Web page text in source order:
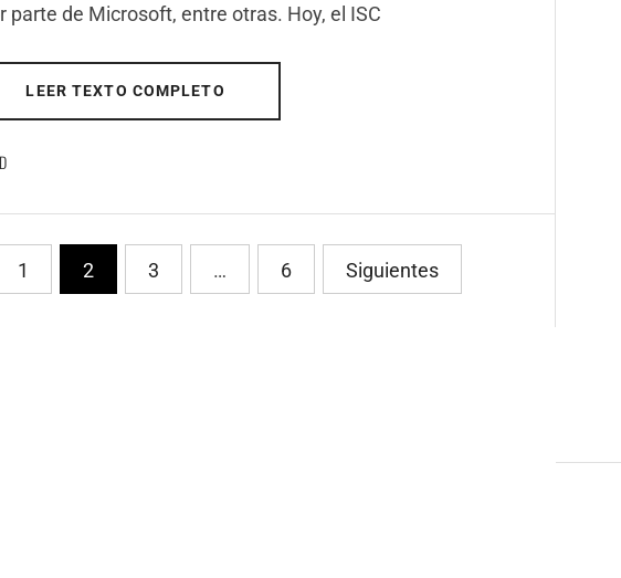
parte de Microsoft, entre otras. Hoy, el ISC
LEER TEXTO COMPLETO
1 2 3 … 6 Siguientes